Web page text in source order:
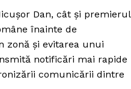
Dan, cât și premierul
înainte de
zonă și evitarea unui
notificări mai rapide
comunicării dintre